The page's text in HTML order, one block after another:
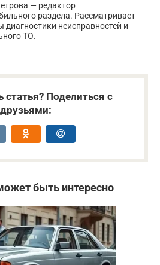
— редактор
раздела. Рассматривает
диагностики неисправностей и
ТО.
статья? Поделиться с
друзьями:
быть интересно